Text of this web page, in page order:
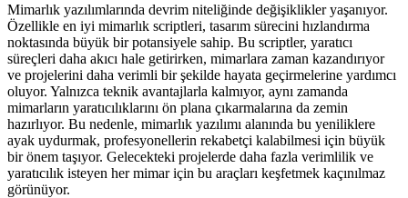
Mimarlık yazılımlarında devrim niteliğinde değişiklikler yaşanıyor.
Özellikle en iyi mimarlık scriptleri, tasarım sürecini hızlandırma
noktasında büyük bir potansiyele sahip. Bu scriptler, yaratıcı
süreçleri daha akıcı hale getirirken, mimarlara zaman kazandırıyor
ve projelerini daha verimli bir şekilde hayata geçirmelerine yardımcı
oluyor. Yalnızca teknik avantajlarla kalmıyor, aynı zamanda
mimarların yaratıcılıklarını ön plana çıkarmalarına da zemin
hazırlıyor. Bu nedenle, mimarlık yazılımı alanında bu yeniliklere
ayak uydurmak, profesyonellerin rekabetçi kalabilmesi için büyük
bir önem taşıyor. Gelecekteki projelerde daha fazla verimlilik ve
yaratıcılık isteyen her mimar için bu araçları keşfetmek kaçınılmaz
görünüyor.